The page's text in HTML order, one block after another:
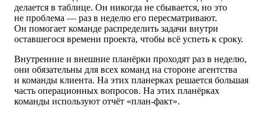
делается в таблице. Он никогда не сбывается, но это
не проблема — раз в неделю его пересматривают.
Он помогает команде распределить задачи внутри
оставшегося времени проекта, чтобы всё успеть к сроку.
Внутренние и внешние планёрки проходят раз в неделю,
они обязательны для всех команд на стороне агентства
и команды клиента. На этих планерках решается большая
часть операционных вопросов. На этих планёрках
команды используют отчёт «план-факт».